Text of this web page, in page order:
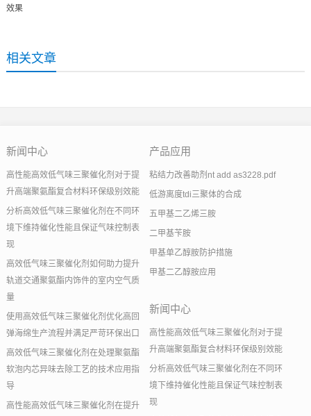
效果
相关文章
新闻中心
高性能高效低气味三聚催化剂对于提
升高端聚氨酯复合材料环保级别效能
分析高效低气味三聚催化剂在不同环
境下维持催化性能且保证气味控制表
现
高效低气味三聚催化剂如何助力提升
轨道交通聚氨酯内饰件的室内空气质
量
使用高效低气味三聚催化剂优化高回
弹海绵生产流程并满足严苛环保出口
高效低气味三聚催化剂在处理聚氨酯
软泡内芯异味去除工艺的技术应用指
导
高性能高效低气味三聚催化剂在提升
产品应用
粘结力改善助剂nt add as3228.pdf
低游离度tdi三聚体的合成
五甲基二乙烯三胺
二甲基苄胺
甲基单乙醇胺防护措施
甲基二乙醇胺应用
新闻中心
高性能高效低气味三聚催化剂对于提
升高端聚氨酯复合材料环保级别效能
分析高效低气味三聚催化剂在不同环
境下维持催化性能且保证气味控制表
现